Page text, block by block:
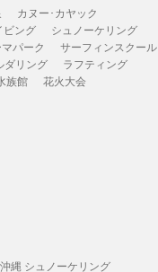
カヌー･カヤック
ビング
シュノーケリング
パーク
サーフィンスクール
ダリング
ラフティング
族館 花火大会
沖縄 シュノーケリング